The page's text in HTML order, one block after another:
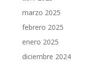
marzo 2025
febrero 2025
enero 2025
diciembre 2024